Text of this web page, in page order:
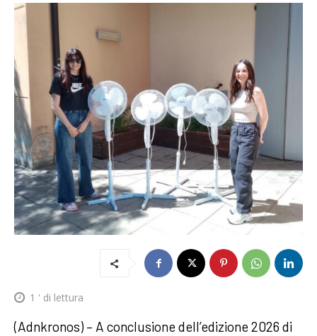
1 ' di lettura
(Adnkronos) – A conclusione dell’edizione 2026 di